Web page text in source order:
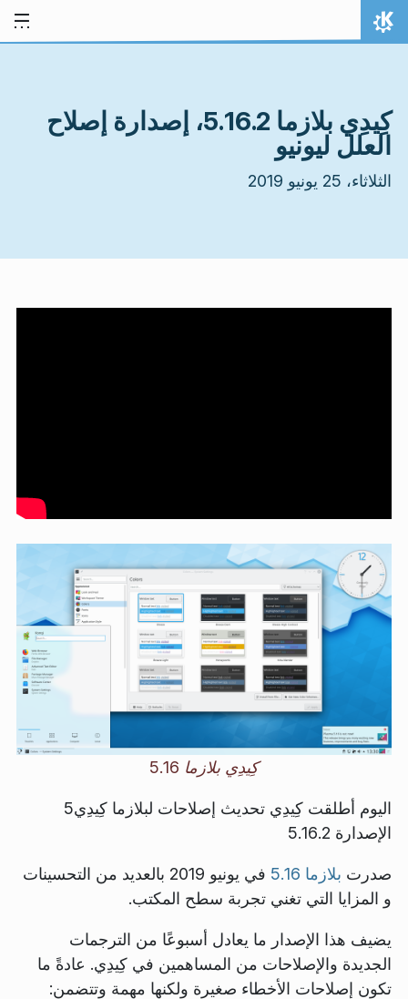
تخط المحتوى
الصفحة الرئيسة
كِيدِي بلازما 5.16.2، إصدارة إصلاح
العلل ليونيو
الثلاثاء، 25 يونيو 2019
كِيدِي بلازما 5.16
اليوم أطلقت كِيدِي تحديث إصلاحات لبلازما كِيدِي5
الإصدارة 5.16.2
صدرت بلازما 5.16
في يونيو 2019 بالعديد من التحسينات
و المزايا التي تغني تجربة سطح المكتب.
يضيف هذا الإصدار ما يعادل أسبوعًا من الترجمات
الجديدة والإصلاحات من المساهمين في كِيدِي. عادةً ما
تكون إصلاحات الأخطاء صغيرة ولكنها مهمة وتتضمن: